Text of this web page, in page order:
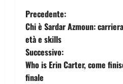
Precedente:
Chi è Sardar Azmoun:
età e skills
Successivo:
Who is Erin Carter, come
finale